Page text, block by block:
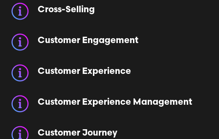
Cross-Selling
Customer Engagement
Customer Experience
Customer Experience Management
Customer Journey